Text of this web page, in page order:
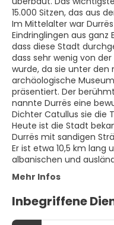
15.000 Sitzen, das aus
Im Mittelalter war
Eindringlingen aus ganz
dass diese Stadt
dass sehr wenig von
wurde, da sie unter den
archäologische
präsentiert. Der
nannte Durrës eine
Dichter Catullus sie die
Heute ist die Stadt
Durrës mit sandigen
Er ist etwa 10,5 km lang
albanischen und
Mehr Infos
Inbegriffene